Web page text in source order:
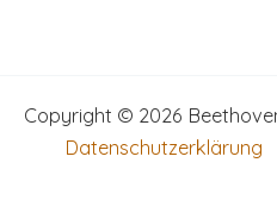
Copyright © 2026
Datenschutzerklärung